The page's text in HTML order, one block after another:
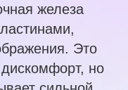
железа
Это
но